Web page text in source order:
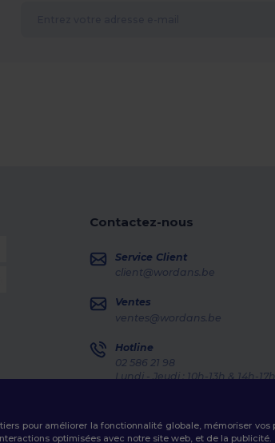
Contactez-nous
Service Client
client@wordans.be
Ventes
ventes@wordans.be
Hotline
02 586 21 98
Lundi - Jeudi : 10h-13h & 14h-
pour améliorer la fonctionnalité globale, mémoriser
optimisées avec notre site web, et de la publicité.